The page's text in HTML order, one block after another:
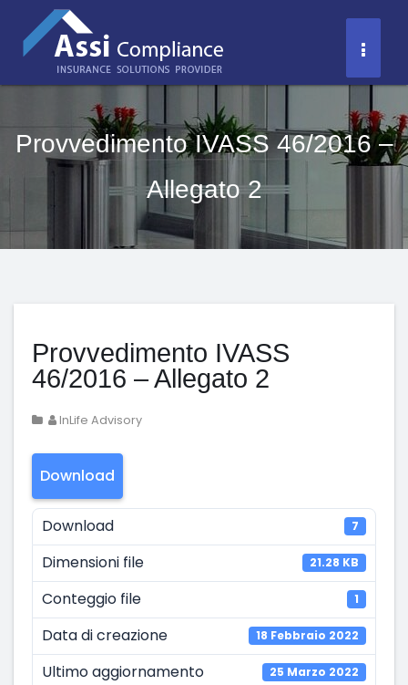
contenuto
Provvedimento IVASS 46/2016 –
Allegato 2
Provvedimento IVASS
46/2016 – Allegato 2
InLife Advisory
Download
Download 7
Dimensioni file 21.28 KB
Conteggio file 1
Data di creazione 18 Febbraio 2022
Ultimo aggiornamento 25 Marzo 2022